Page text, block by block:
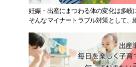
妊娠・出産にまつわる体の変化は多岐
そんなマイナートラブル対策として、